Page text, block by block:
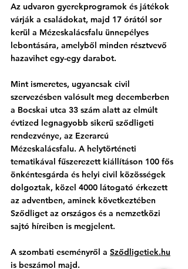
Az udvaron gyerekprogramok és játékok
várják a családokat, majd 17 órától sor
kerül a Mézeskalácsfalu ünnepélyes
lebontására, amelyből minden résztvevő
hazavihet egy-egy darabot.
Mint ismeretes, ugyancsak civil
szervezésben valósult meg decemberben
a Bocskai utca 33 szám alatt az elmúlt
évtized legnagyobb sikerű sződligeti
rendezvénye, az Ezerarcú
Mézeskalácsfalu. A helytörténeti
tematikával fűszerezett kiállításon 100 fős
önkéntesgárda és helyi civil közösségek
dolgoztak, közel 4000 látogató érkezett
az adventben, aminek következtében
Sződliget az országos és a nemzetközi
sajtó híreiben is megjelent.
A szombati eseményről a Sződligetiek.hu
is beszámol majd.